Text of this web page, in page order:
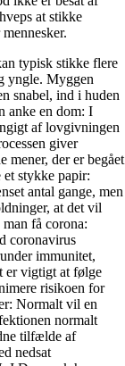
at stikke
typisk stikke flere
yngle. Myggen
snabel, ind i huden
anke en dom: I
af lovgivningen
giver
mener, der er begået
stykke papir:
antal gange, men
at det vil
få corona:
coronavirus
immunitet,
er vigtigt at følge
risikoen for
Normalt vil en
normalt
tilfælde af
nedsat